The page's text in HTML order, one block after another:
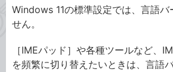
Windows 11の標準設定では、言語バ
せん。
［IMEパッド］や各種ツールなど、
を頻繁に切り替えたいときは、言語